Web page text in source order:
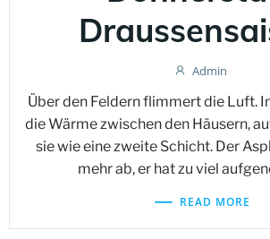
Admin
Über den Feldern flimmert die Luft.
die Wärme zwischen den Häusern,
sie wie eine zweite Schicht. Der
mehr ab, er hat zu viel
READ MORE